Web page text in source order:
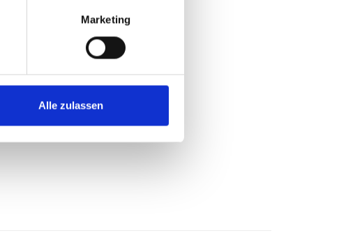
Marketing
Alle zulassen